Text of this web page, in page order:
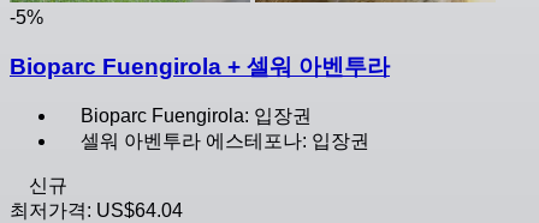
-5%
Bioparc Fuengirola + 셀워 아벤투라
Bioparc Fuengirola: 입장권
셀워 아벤투라 에스테포나: 입장권
신규
최저가격: US$64.04